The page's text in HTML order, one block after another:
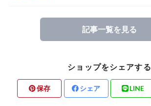
長崎県対馬市産
山梨県甲斐市産
北海道檜山郡厚沢部町産
三重県桑名市
滋賀県大津市産
京都府宇治市産
香川県丸亀市綾歌町産
熊本県合志市産
記事一覧を見る
ショップをシェアする
保存 シェア LINE